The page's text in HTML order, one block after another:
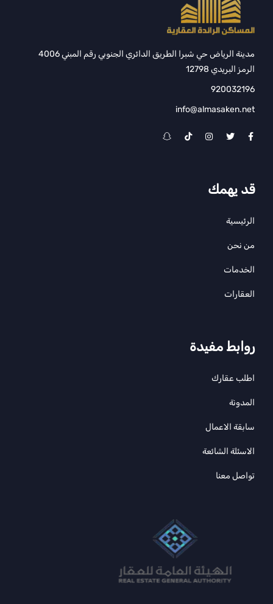
مدينة الرياض حي شبرا الطريق الدائري الجنوبي رقم المبني 4006
الرمز البريدي 12798
920032196
info@almasaken.net
قد يهمك
الرئيسية
من نحن
الخدمات
العقارات
روابط مفيدة
اطلب عقارك
المدونة
سابقة الاعمال
الاسئلة الشائعة
تواصل معنا